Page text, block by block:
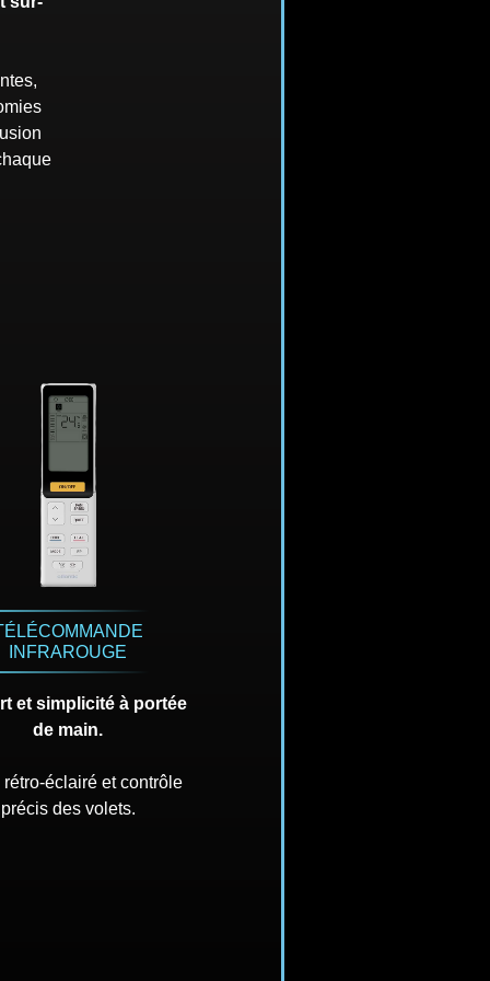
INFRAROUGE
et simplicité à portée
de main.
rétro-éclairé et contrôle
précis des volets.